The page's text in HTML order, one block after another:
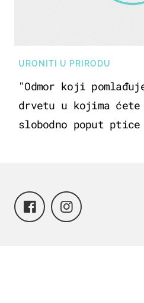
URONITI U PRIRODU
"Odmor koji
drvetu u kojima
slobodno poput ptice